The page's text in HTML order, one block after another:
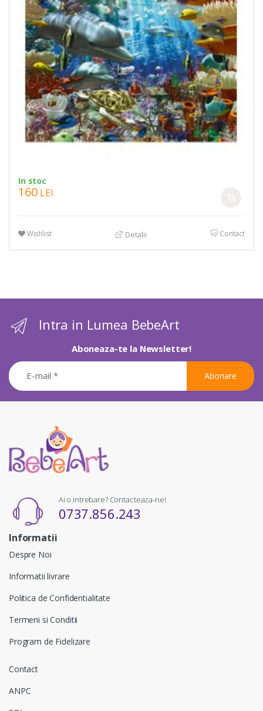
In stoc
160 LEI
Wishlist Detalii Contact
Intra in Lumea BebeArt
Aboneaza-te la Newsletter!
Abonare
Ai o intrebare? Contacteaza-ne!
0737.856.243
Informatii
Despre Noi
Informatii livrare
Politica de Confidentialitate
Termeni si Conditii
Program de Fidelizare
Contact
ANPC